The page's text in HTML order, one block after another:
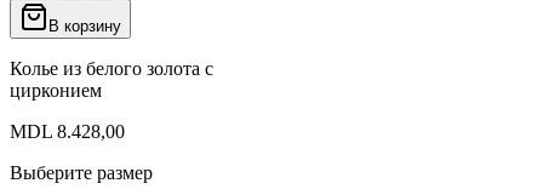
В корзину
Колье из белого золота с
цирконием
MDL 8.428,00
Выберите размер